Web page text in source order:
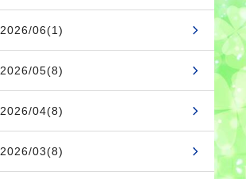
2026/06(1)
2026/05(8)
2026/04(8)
2026/03(8)